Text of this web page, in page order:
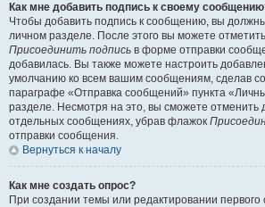
Как мне добавить подпись к своему
Чтобы добавить подпись к сообщению, вы
личном разделе. После этого вы можете
Присоединить подпись в форме отправки
добавилась. Вы также можете настроить
умолчанию ко всем вашим сообщениям, сделав
параграфе «Отправка сообщений» пункта
разделе. Несмотря на это, вы сможете отменить
отдельных сообщениях, убрав флажок
отправки сообщения.
Вернуться к началу
Как мне создать опрос?
При создании темы или редактировании